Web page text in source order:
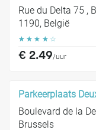
Rue du Delta 75 ,
1190, België
☆ ☆ ☆ ☆ ☆
€ 2.49/uur
Parkeerplaats
Boulevard de la
Brussels